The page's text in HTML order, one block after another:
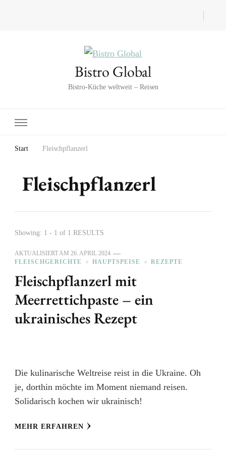
Bistro Global
Bistro-Küche weltweit – Reisen
Start Fleischpflanzerl
Fleischpflanzerl
Showing: 1 - 1 of 1 RESULTS
AKTUALISIERT AM 26. APRIL 2024
FLEISCHGERICHTE
HAUPTSPEISE REZEPTE
Fleischpflanzerl mit
Meerrettichpaste – ein
ukrainisches Rezept
Die kulinarische Weltreise reist in die Ukraine. Oh
je, dorthin möchte im Moment niemand reisen.
Solidarisch kochen wir ukrainisch!
MEHR ERFAHREN